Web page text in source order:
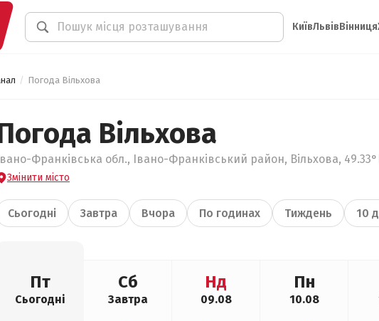
КиївЛьвівВінниця
Погода Вільхова
Вільхова
Франківська обл., Івано-Франківський район, Вільхова,
Змінити місто
Сьогодні Завтра Вчора По годинах Тиждень 10
Пт
Сьогодні
Сб
Завтра
Нд
09.08
Пн
10.08